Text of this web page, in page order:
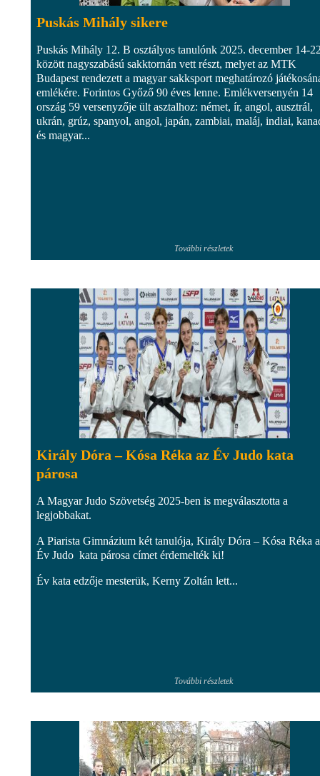
Puskás Mihály sikere
Puskás Mihály 12. B osztályos tanulónk 2025. december 14-
között nagyszabású sakktornán vett részt, melyet az MTK
Budapest rendezett a magyar sakksport meghatározó
emlékére. Forintos Győző 90 éves lenne. Emlékversenyén 14
ország 59 versenyzője ült asztalhoz: német, ír, angol, ausztrál,
ukrán, grúz, spanyol, angol, japán, zambiai, maláj, indiai,
és magyar...
További részletek
Király Dóra – Kósa Réka az Év Judo kata
párosa
A Magyar Judo Szövetség 2025-ben is megválasztotta a
legjobbakat.
A Piarista Gimnázium két tanulója, Király Dóra – Kósa Réka
Év Judo kata párosa címet érdemelték ki!
Év kata edzője mesterük, Kerny Zoltán lett...
További részletek